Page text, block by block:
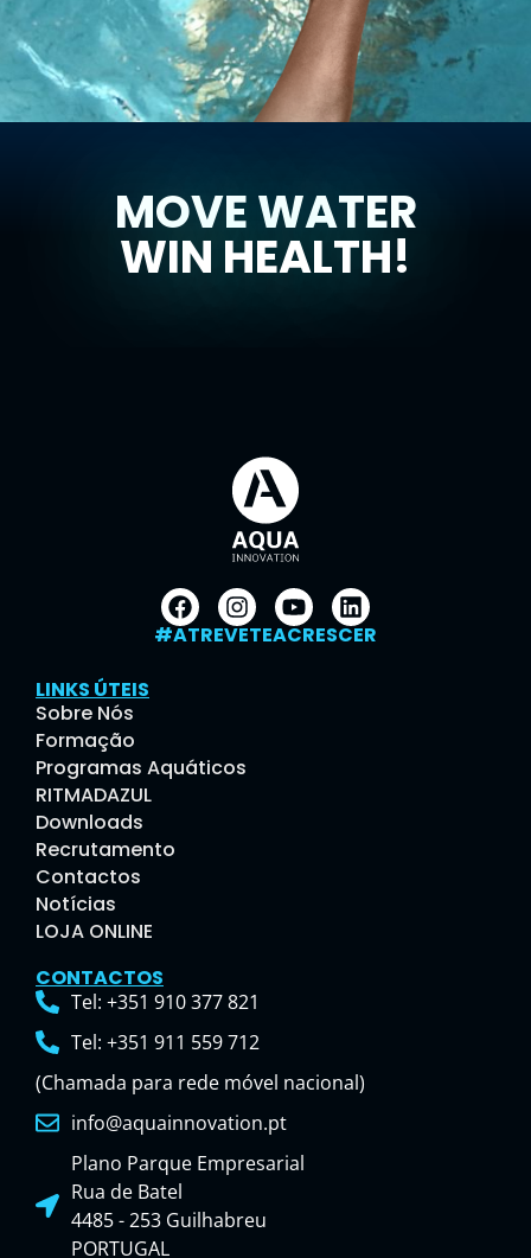
MOVE WATER
WIN HEALTH!
#ATREVETEACRESCER
LINKS ÚTEIS
Sobre Nós
Formação
Programas Aquáticos
RITMADAZUL
Downloads
Recrutamento
Contactos
Notícias
LOJA ONLINE
CONTACTOS
Tel: +351 910 377 821
Tel: +351 911 559 712
(Chamada para rede móvel nacional)
info@aquainnovation.pt
Plano Parque Empresarial
Rua de Batel
4485 - 253 Guilhabreu
PORTUGAL